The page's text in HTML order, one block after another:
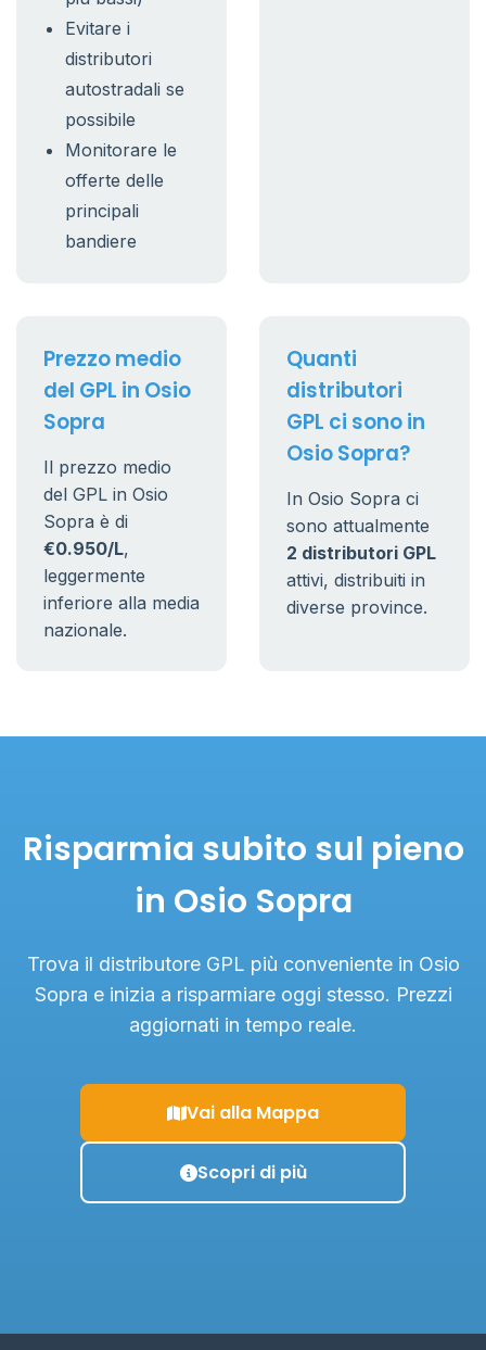
Evitare i
distributori
autostradali se
possibile
Monitorare le
offerte delle
principali
bandiere
Prezzo medio
del GPL in Osio
Sopra
Il prezzo medio
del GPL in Osio
Sopra è di
€0.950/L,
leggermente
inferiore alla media
nazionale.
Quanti
distributori
GPL ci sono in
Osio Sopra?
In Osio Sopra ci
sono attualmente
2 distributori GPL
attivi, distribuiti in
diverse province.
Risparmia subito sul pieno
in Osio Sopra
Trova il distributore GPL più conveniente in Osio
Sopra e inizia a risparmiare oggi stesso. Prezzi
aggiornati in tempo reale.
Vai alla Mappa
Scopri di più